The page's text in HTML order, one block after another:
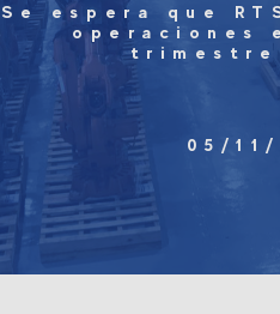
Se espera que
operaciones
trimestre
05/11/